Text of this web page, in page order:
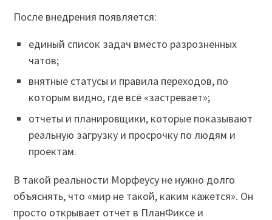
После внедрения появляется:
единый список задач вместо разрозненных
чатов;
внятные статусы и правила переходов, по
которым видно, где всё «застревает»;
отчеты и планировщики, которые показывают
реальную загрузку и просрочку по людям и
проектам.
В такой реальности Морфеусу не нужно долго
объяснять, что «мир не такой, каким кажется». Он
просто открывает отчет в ПланФиксе и